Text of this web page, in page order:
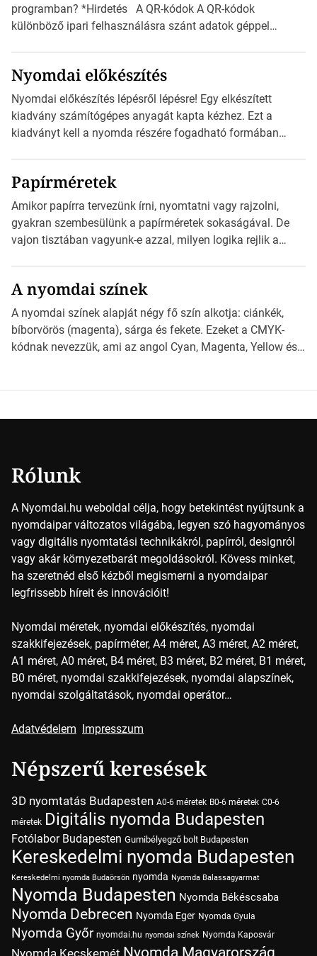
programban? *Hirdetés A QR-kódok A QR-kódok
különböző ipari felhasználásra szánt adatok géppel
okostelefonjára telepíthet egy QR-kód-leolvasó
alkalmazást, ami leolvasni és dekódolni képes az URL-
információt és átirányítja a telefon böngészőjét a cég
weblapjára. A QR-kód beolvasása után a felhasználó
Nyomdai előkészítés
Nyomdai előkészítés lépésről lépésre! Egy elkészített
kiadvány számítógépes anyagát kapta kézhez. Ezt a
kiadványt kell a nyomda részére fogadható formában
Illustratorban készült vektorgrafika. *Hirdetés Minden
esetben konzultáljunk a nyomdával, mielőtt elkezdjük a
nyomdai előkészítést!Nehogy az elkészült munka után
derüljön ki, hogy valamit másképp kellett volna csinálni! […]
Papírméretek
Amikor papírra tervezünk írni, nyomtatni vagy rajzolni,
gyakran szembesülünk a papírméretek sokaságával. De
vajon tisztában vagyunk-e azzal, milyen logika rejlik a
*Hirdetés Ebben a cikkben a papírméretek izgalmas
világába kalauzolunk el téged, hogy jobban megértsd,
milyen szempontok alapján érdemes választanod a
jövőben. Bevezetés a papírméretek világába A […]
A nyomdai színek
A nyomdai színek alapját négy fő szín alkotja: ciánkék,
bíborvörös (magenta), sárga és fekete. Ezeket a CMYK-
kódnak nevezzük, ami az angol Cyan, Magenta, Yellow és
Rólunk
A Nyomdai.hu weboldal célja, hogy betekintést nyújtsunk a
nyomdaipar változatos világába, legyen szó hagyományos
vagy digitális nyomtatási technikákról, papírról, designról
vagy akár környezetbarát megoldásokról. Kövess minket,
ha szeretnéd első kézből megismerni a nyomdaipar
legfrissebb híreit és innovációit!
Nyomdai méretek, nyomdai előkészítés, nyomdai
szakkifejezések, papírméter, A4 méret, A3 méret, A2 méret,
A1 méret, A0 méret, B4 méret, B3 méret, B2 méret, B1 méret,
B0 méret, nyomdai szakkifejezések, nyomdai alapszínek,
nyomdai szolgáltatások, nyomdai operátor…
Adatvédelem Impresszum
Népszerű keresések
3D nyomtatás Budapesten A0-6 méretek B0-6 méretek C0-6
méretek Digitális nyomda Budapesten
Fotólabor Budapesten Gumibélyegző bolt Budapesten
Kereskedelmi nyomda Budapesten
Kereskedelmi nyomda Budaörsön nyomda Nyomda Balassagyarmat
Nyomda Budapesten Nyomda Békéscsaba
Nyomda Debrecen Nyomda Eger Nyomda Gyula
Nyomda Győr nyomdai.hu nyomdai színek Nyomda Kaposvár
Nyomda Magyarország